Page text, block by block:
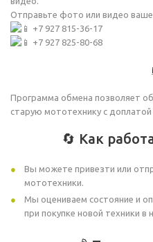
Отправьте фото или видео
+7 927 815-36-17
+7 927 825-80-68
Программа обмена позволяет
старую мототехнику с
🔄 Как
Вы можете привезти или
мототехники.
Мы оцениваем состояние и
при покупке новой техники в